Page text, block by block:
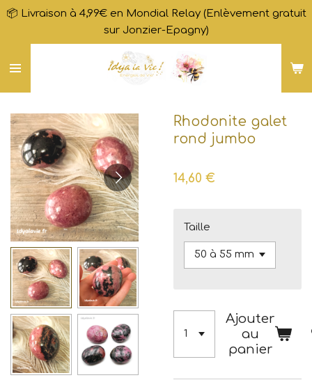
Passer
contenu
principal
📦 Livraison à 4,99€ en Mondial Relay (Enlèvement gratuit
sur Jonzier-Epagny)
Rhodonite galet
rond jumbo
14,60 €
Taille
Ajouter
au
panier